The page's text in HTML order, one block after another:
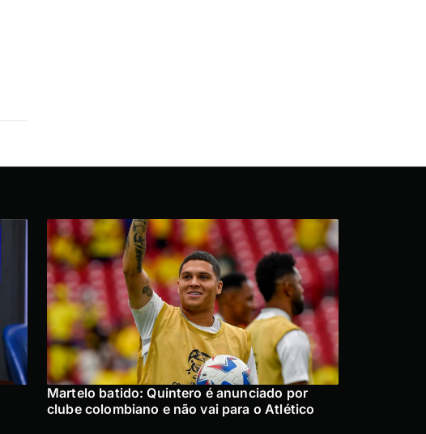
Martelo batido: Quintero é anunciado por
clube colombiano e não vai para o Atlético